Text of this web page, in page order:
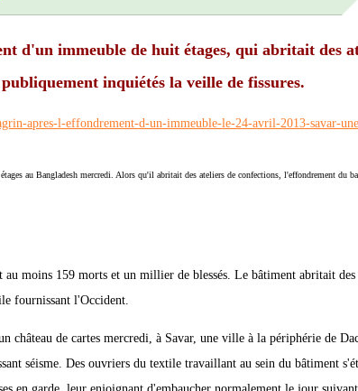
d'un immeuble de huit étages, qui abritait des
inquiétés la veille de fissures.
au Bangladesh mercredi. Alors qu'il abritait des ateliers de confections, l'effondrement du
moins 159 morts et un millier de blessés. Le bâtiment abritait
fournissant l'Occident.
château de cartes mercredi, à Savar, une ville à la périphérie de
séisme. Des ouvriers du textile travaillant au sein du bâtiment